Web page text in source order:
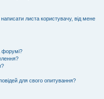
листа користувачу, від мене
форумі?
для свого опитування?